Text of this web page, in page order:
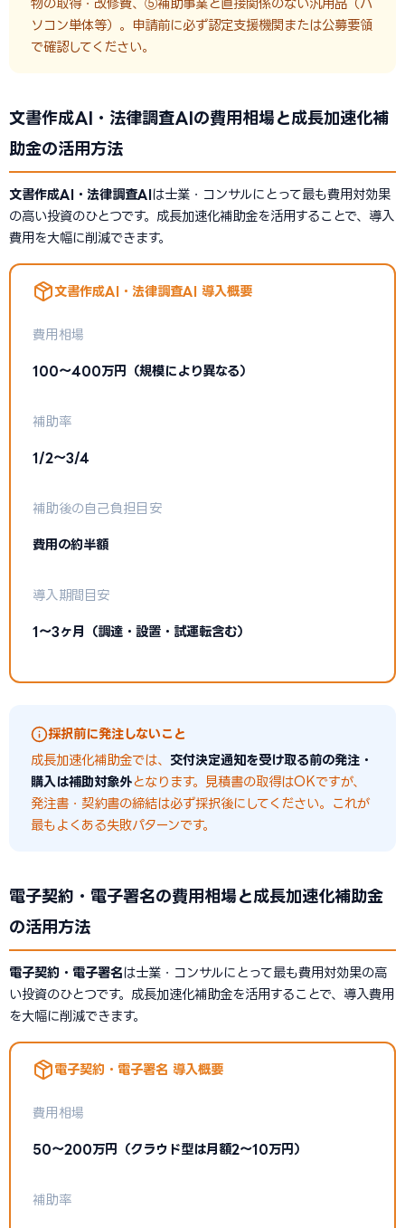
物の取得・改修費、⑤補助事業と直接関係のない汎用品（パ
ソコン単体等）。申請前に必ず認定支援機関または公募要領
で確認してください。
文書作成AI・法律調査AIの費用相場と成長加速化補
助金の活用方法
文書作成AI・法律調査AI は士業・コンサルにとって最も費用対効果
の高い投資のひとつです。成長加速化補助金を活用することで、導入
費用を大幅に削減できます。
文書作成AI・法律調査AI 導入概要
費用相場
100〜400万円（規模により異なる）
補助率
1/2〜3/4
補助後の自己負担目安
費用の約半額
導入期間目安
1〜3ヶ月（調達・設置・試運転含む）
採択前に発注しないこと
成長加速化補助金では、 交付決定通知を受け取る前の発注・
購入は補助対象外 となります。見積書の取得はOKですが、
発注書・契約書の締結は必ず採択後にしてください。これが
最もよくある失敗パターンです。
電子契約・電子署名の費用相場と成長加速化補助金
の活用方法
電子契約・電子署名は士業・コンサルにとって最も費用対効果の高
い投資のひとつです。成長加速化補助金を活用することで、導入費用
を大幅に削減できます。
電子契約・電子署名 導入概要
費用相場
50〜200万円（クラウド型は月額2〜10万円）
補助率